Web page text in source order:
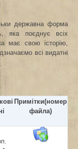
державна форма
яка поєднує всіх
має свою історію,
всі видатні
Примітки(номер
файла)